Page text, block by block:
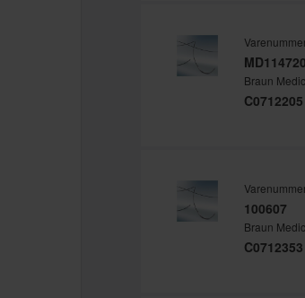
MD114720
Braun
C0712205
100607
Braun
C0712353